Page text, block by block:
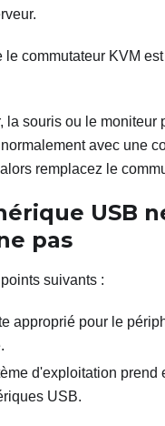
le commutateur KVM
la souris ou le moniteur
avec une
remplacez le
USB
pas
suivants :
approprié pour le
d'exploitation prend
USB.